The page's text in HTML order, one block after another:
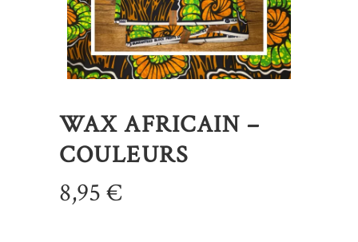
WAX AFRICAIN –
COULEURS
8,95€